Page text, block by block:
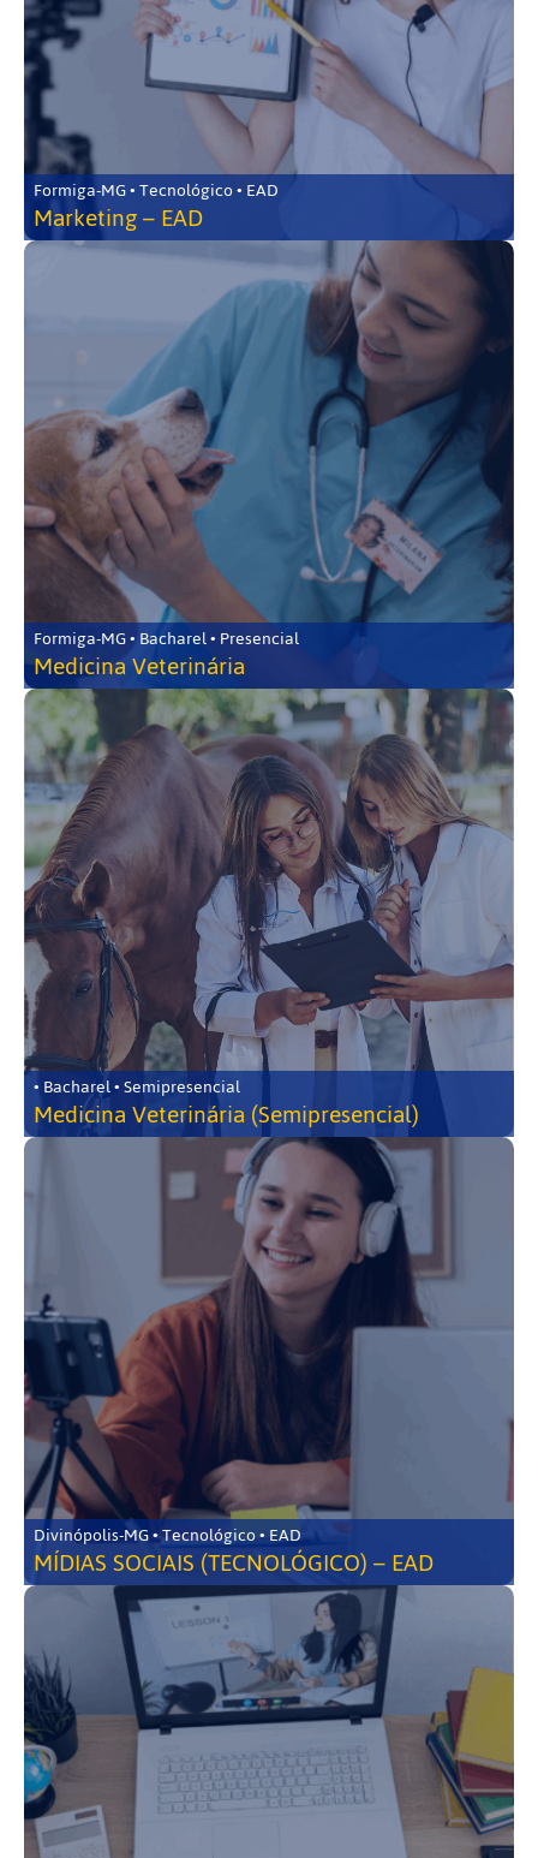
Formiga-MG • Tecnológico • EAD
Marketing – EAD
Formiga-MG • Bacharel • Presencial
Medicina Veterinária
• Bacharel • Semipresencial
Medicina Veterinária (Semipresencial)
Divinópolis-MG • Tecnológico • EAD
MÍDIAS SOCIAIS (TECNOLÓGICO) – EAD